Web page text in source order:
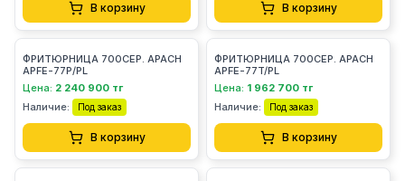
В корзину В корзину
ФРИТЮРНИЦА 700СЕР. APACH
APFE-77P/PL
Цена: 2 240 900 тг
Наличие:
Под заказ
В корзину
ФРИТЮРНИЦА 700СЕР. APACH
APFE-77T/PL
Цена: 1 962 700 тг
Наличие:
Под заказ
В корзину